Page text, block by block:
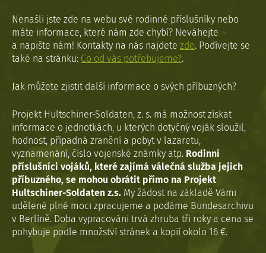
Nenašli jste zde na webu své rodinné příslušníky nebo
máte informace, které nám zde chybí? Neváhejte
a napište nám! Kontakty na nás najdete zde. Podívejte se
také na stránku: Co od vás potřebujeme?.
Jak můžete zjistit další informace o svých příbuzných?
Projekt Hultschiner-Soldaten, z. s. má možnost získat
informace o jednotkách, u kterých dotyčný voják sloužil,
hodnost, případná zranění a pobyt v lazaretu,
vyznamenání, číslo vojenské známky atp. Rodinní
příslušníci vojáků, které zajímá válečná služba jejich
příbuzného, se mohou obrátit přímo na Projekt
Hultschiner-Soldaten z.s. My žádost na základě Vámi
udělené plné moci zpracujeme a podáme Bundesarchivu
v Berlíně. Doba vypracováni trvá zhruba tři roky a cena se
pohybuje podle množství stránek a kopií okolo 16 €.